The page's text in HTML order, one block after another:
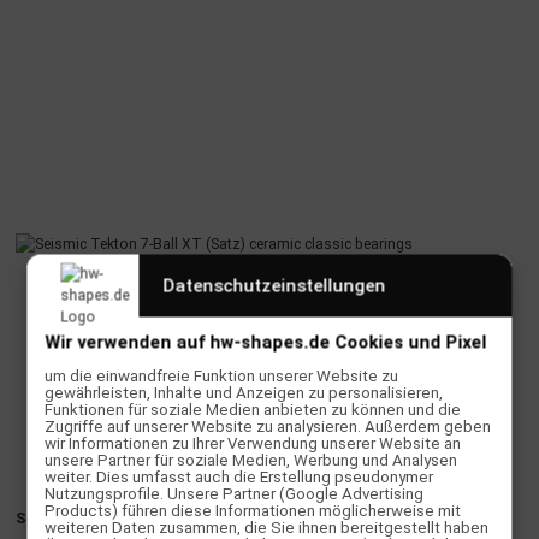
Seismic Tekton 7-Ball XT (Satz) ceramic classic bearings
Datenschutzeinstellungen
Wir verwenden auf hw-shapes.de Cookies und Pixel
um die einwandfreie Funktion unserer Website zu
gewährleisten, Inhalte und Anzeigen zu personalisieren,
Funktionen für soziale Medien anbieten zu können und die
Zugriffe auf unserer Website zu analysieren. Außerdem geben
wir Informationen zu Ihrer Verwendung unserer Website an
unsere Partner für soziale Medien, Werbung und Analysen
weiter. Dies umfasst auch die Erstellung pseudonymer
Nutzungsprofile. Unsere Partner (Google Advertising
Products) führen diese Informationen möglicherweise mit
weiteren Daten zusammen, die Sie ihnen bereitgestellt haben